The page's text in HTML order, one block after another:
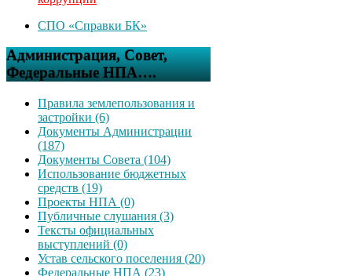
СПО «Справки БК»
Администрация, Совет,
Федеральные НПА….
Правила землепользования и
застройки (6)
Документы Администрации
(187)
Документы Совета (104)
Использование бюджетных
средств (19)
Проекты НПА (0)
Публичные слушания (3)
Тексты официальных
выступлений (0)
Устав сельского поселения (20)
Федеральные НПА (23)